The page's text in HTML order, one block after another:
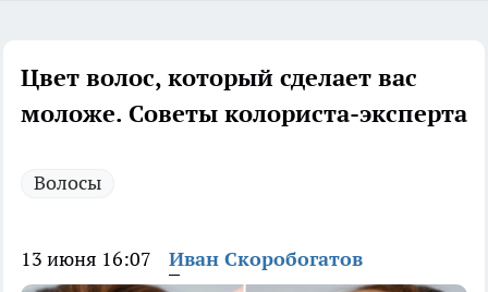
Цвет волос, который сделает вас
моложе. Советы колориста-эксперта
Волосы
13 июня 16:07 Иван Скоробогатов